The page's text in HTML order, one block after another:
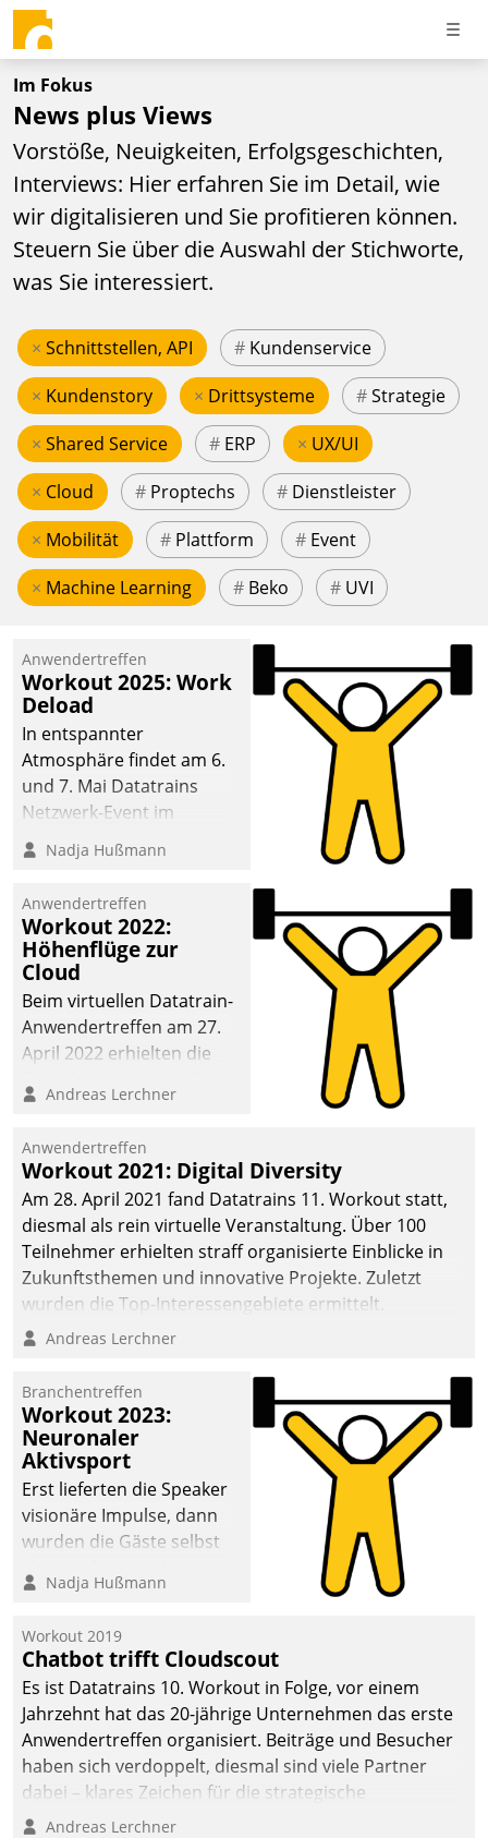
Im Fokus
News plus Views
Vorstöße, Neuigkeiten, Erfolgsgeschichten,
Interviews: Hier erfahren Sie im Detail, wie
wir digitalisieren und Sie profitieren können.
Steuern Sie über die Auswahl der Stichworte,
was Sie interessiert.
× Schnittstellen, API # Kundenservice
× Kundenstory × Drittsysteme #Strategie
× Shared Service # ERP × UX/UI
× Cloud # Proptechs # Dienstleister
× Mobilität # Plattform # Event
× Machine Learning # Beko # UVI
Anwendertreffen
Workout 2025: Work
Deload
In entspannter
Atmosphäre findet am 6.
und 7. Mai Datatrains
Netzwerk-Event im
Kunden- und Partnerkreis
statt. Zentrale Frage: Wie
Mammutprojekte
meistern und Workloads
wuppen – bei zunehmend
anspruchsvollen
Aufgaben und
abnehmendem
Nadja Hußmann
Anwendertreffen
Workout 2022:
Höhenflüge zur
Cloud
Beim virtuellen Datatrain-
Anwendertreffen am 27.
April 2022 erhielten die
Teilnehmer kurzweilige
Cloud-Strategien und -
Lösungen mit hohem
Zukunftspotenzial.
Andreas Lerchner
Anwendertreffen
Workout 2021: Digital Diversity
Am 28. April 2021 fand Datatrains 11. Workout statt,
diesmal als rein virtuelle Veranstaltung. Über 100
Teilnehmer erhielten straff organisierte Einblicke in
Zukunftsthemen und innovative Projekte. Zuletzt
wurden die Top-Interessengebiete ermittelt.
Andreas Lerchner
Branchentreffen
Workout 2023:
Neuronaler
Aktivsport
Erst lieferten die Speaker
visionäre Impulse, dann
wurden die Gäste selbst
methodisch
Quartier. Dazwischen
zeigte Datatrain, was es
Neues zu bieten hat.
Nadja Hußmann
Workout 2019
Chatbot trifft Cloudscout
Es ist Datatrains 10. Workout in Folge, vor einem
Jahrzehnt hat das 20-jährige Unternehmen das erste
Anwendertreffen organisiert. Beiträge und Besucher
haben sich verdoppelt, diesmal sind viele Partner
dabei – klares Zeichen für die strategische
Fokussierung auf den Kunden.
Andreas Lerchner